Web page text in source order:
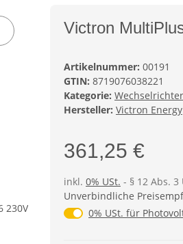
Victron
Artikelnummer: 00191
GTIN: 8719076038221
Kategorie:
Hersteller: Victron Energy
361,25 €
inkl. 0% USt. - § 12 Abs. 3
Unverbindliche
0% USt. für
0% USt. für